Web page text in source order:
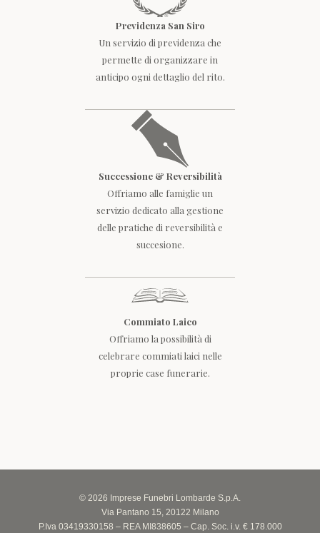
Previdenza San Siro
Un servizio di previdenza che
permette di organizzare in
anticipo ogni dettaglio del rito.
Successione & Reversibilità
Offriamo alle famiglie un
servizio dedicato alla gestione
delle pratiche di reversibilità e
succesione.
Commiato Laico
Offriamo la possibilità di
celebrare commiati laici nelle
proprie case funerarie.
© 2026 Imprese Funebri Lombarde S.p.A.
Via Pantano 15, 20122 Milano
P.Iva 03419330158 – REA MI838605 – Cap. Soc. i.v. € 178.000